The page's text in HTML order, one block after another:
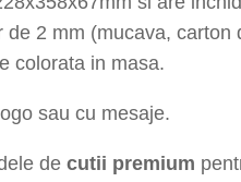
de 2 mm (mucava, carton
colorata in masa.
sau cu mesaje.
de cutii premium